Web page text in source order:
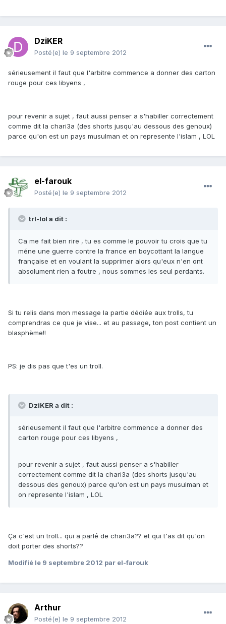
DziKER
Posté(e) le 9 septembre 2012
sérieusement il faut que l'arbitre commence a donner des carton
rouge pour ces libyens ,
pour revenir a sujet , faut aussi penser a s'habiller correctement
comme dit la chari3a (des shorts jusqu'au dessous des genoux)
parce qu'on est un pays musulman et on represente l'islam , LOL
el-farouk
Posté(e) le 9 septembre 2012
trl-lol a dit :
Ca me fait bien rire , tu es comme le pouvoir tu crois que tu
méne une guerre contre la france en boycottant la langue
française et en voulant la supprimer alors qu'eux n'en ont
absolument rien a foutre , nous sommes les seul perdants.
Si tu relis dans mon message la partie dédiée aux trolls, tu
comprendras ce que je vise... et au passage, ton post contient un
blasphème!!
PS: je dis pas que t'es un troll.
DziKER a dit :
sérieusement il faut que l'arbitre commence a donner des
carton rouge pour ces libyens ,
pour revenir a sujet , faut aussi penser a s'habiller
correctement comme dit la chari3a (des shorts jusqu'au
dessous des genoux) parce qu'on est un pays musulman et
on represente l'islam , LOL
Ça c'est un troll... qui a parlé de chari3a?? et qui t'as dit qu'on
doit porter des shorts??
Modifié le 9 septembre 2012 par el-farouk
Arthur
Posté(e) le 9 septembre 2012